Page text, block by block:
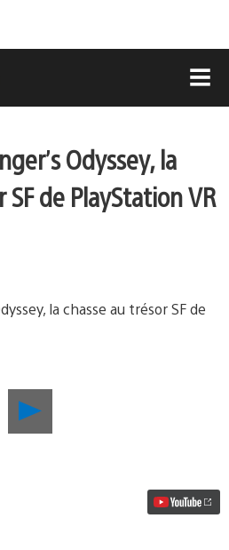
Odyssey, la
de PlayStation VR
vidéo